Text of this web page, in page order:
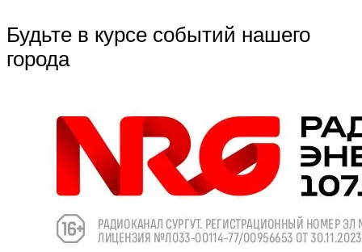
Будьте в курсе событий нашего
города